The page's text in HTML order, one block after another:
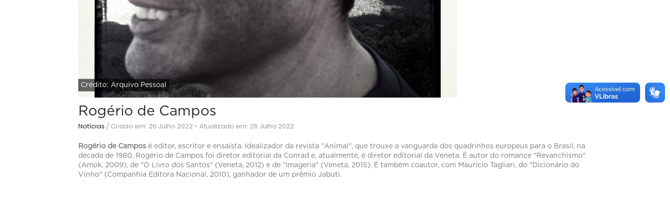
Crédito: Arquivo Pessoal
Rogério de Campos
Notícias / Criado em: 26 Julho 2022 - Atualizado em: 26 Julho 2022
Rogério de Campos é editor, escritor e ensaísta. Idealizador da revista "Animal", que trouxe a vanguarda dos quadrinhos europeus para o Brasil, na
década de 1980, Rogério de Campos foi diretor editorial da Conrad e, atualmente, é diretor editorial da Veneta. É autor do romance "Revanchismo"
(Amok, 2009), de "O Livro dos Santos" (Veneta, 2012) e de "Imageria" (Veneta, 2015). É também coautor, com Maurício Tagliari, do "Dicionário do
Vinho" (Companhia Editora Nacional, 2010), ganhador de um prêmio Jabuti.